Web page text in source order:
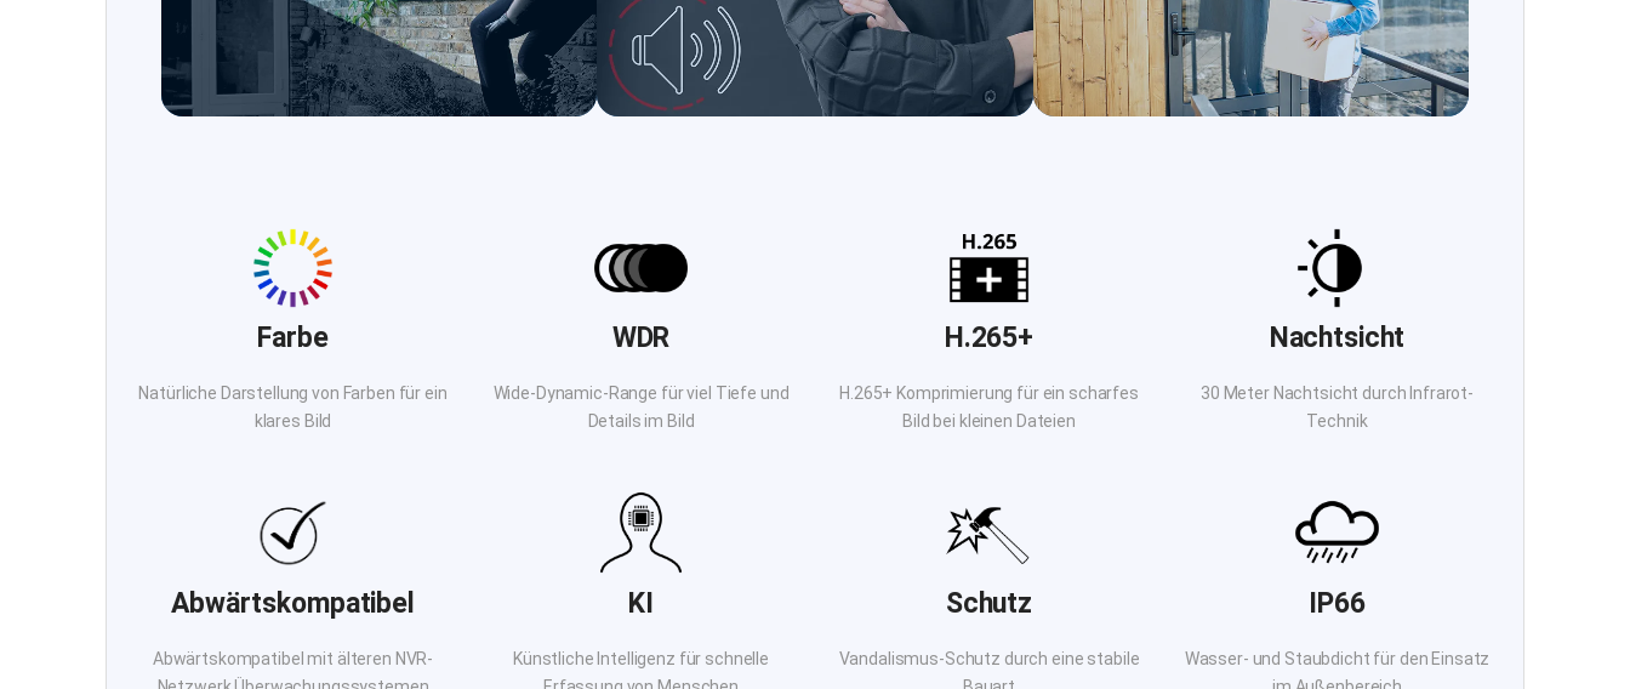
Farbe
Natürliche Darstellung von Farben für ein
klares Bild
WDR
Wide-Dynamic-Range für viel Tiefe und
Details im Bild
H.265+
H.265+ Komprimierung für ein scharfes
Bild bei kleinen Dateien
Nachtsicht
30 Meter Nachtsicht durch Infrarot-
Technik
Abwärtskompatibel
Abwärtskompatibel mit älteren NVR-
KI
Künstliche Intelligenz für schnelle
Schutz
Vandalismus-Schutz durch eine stabile
IP66
Wasser- und Staubdicht für den Einsatz